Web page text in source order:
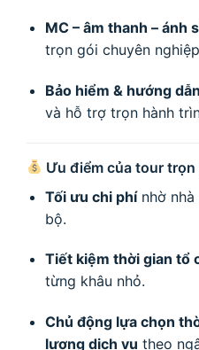
MC – âm thanh – ánh
trọn gói chuyên
Bảo hiểm & hướng
và hỗ trợ trọn hành
Ưu điểm của tour trọn
Tối ưu chi phínhờ nhà
bộ.
Tiết kiệm thời gian tổ
từng khâu nhỏ.
Chủ động lựa chọn
lượng dịch vụ theo